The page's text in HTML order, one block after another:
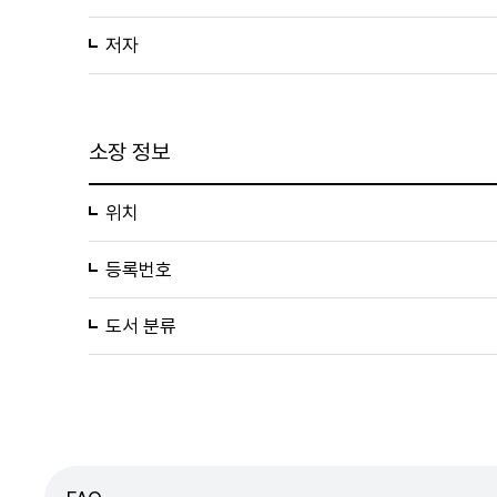
저자
소장 정보
위치
등록번호
도서 분류